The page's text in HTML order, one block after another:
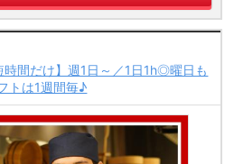
間だけ】週1日～／1日1h◎曜日も
トは1週間毎♪